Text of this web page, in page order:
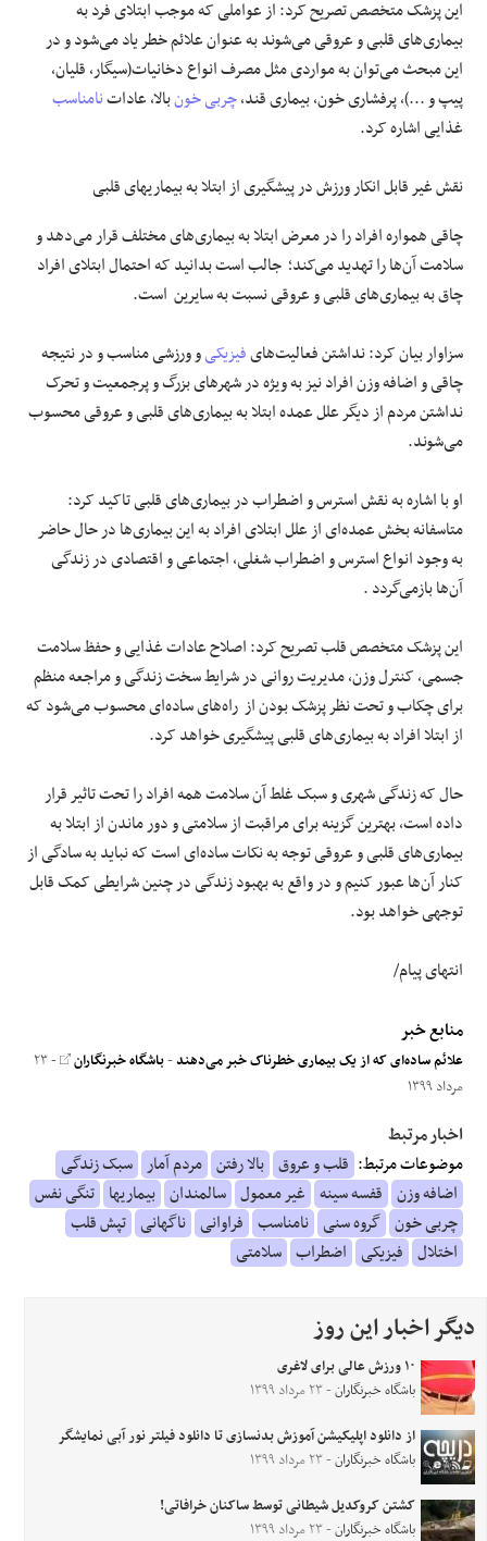
این پزشک متخصص تصریح کرد: از عواملی که موجب ابتلای فرد به
بیماری‌های قلبی و عروقی می‌شوند به عنوان علائم خطر یاد می‌شود و در
این مبحث می‌توان به مواردی مثل مصرف انواع دخانیات(سیگار، قلیان،
پیپ و ...)، پرفشاری خون، بیماری قند،چربی خونبالا، عاداتنامناسب
غذایی اشاره کرد.
نقش غیر قابل انکار ورزش در پیشگیری از ابتلا به بیماریهای قلبی
چاقی همواره افراد را در معرض ابتلا به بیماری‌های مختلف قرار می‌دهد و
سلامت آن‌ها را تهدید می‌کند؛ جالب است بدانید که احتمال ابتلای افراد
چاق به بیماری‌های قلبی و عروقی نسبت به سایرین است.
سزاوار بیان کرد: نداشتن فعالیت‌هایفیزیکیو ورزشی مناسب و در نتیجه
چاقی و اضافه وزن افراد نیز به ویژه در شهرهای بزرگ و پرجمعیت و تحرک
نداشتن مردم از دیگر علل عمده ابتلا به بیماری‌های قلبی و عروقی محسوب
می‌شوند.
او با اشاره به نقش استرس و اضطراب در بیماری‌های قلبی تاکید کرد:
متاسفانه بخش عمده‌ای از علل ابتلای افراد به این بیماری‌ها در حال حاضر
به وجود انواع استرس و اضطراب شغلی، اجتماعی و اقتصادی در زندگی
آن‌ها بازمی‌گردد .
این پزشک متخصص قلب تصریح کرد: اصلاح عادات غذایی و حفظ سلامت
جسمی، کنترل وزن، مدیریت روانی در شرایط سخت زندگی و مراجعه منظم
برای چکاب و تحت نظر پزشک بودن از راه‌های ساده‌ای محسوب می‌شود که
از ابتلا افراد به بیماری‌های قلبی پیشگیری خواهد کرد.
حال که زندگی شهری و سبک غلط آن سلامت همه افراد را تحت تاثیر قرار
داده است، بهترین گزینه برای مراقبت از سلامتی و دور ماندن از ابتلا به
بیماری‌های قلبی و عروقی توجه به نکات ساده‌ای است که نباید به سادگی از
کنار آن‌ها عبور کنیم و در واقع به بهبود زندگی در چنین شرایطی کمک قابل
توجهی خواهد بود.
انتهای پیام/
منابع خبر
علائم ساده‌ای که از یک بیماری خطرناک خبر می‌دهند-باشگاه خبرنگاران
- ۲۳
مرداد ۱۳۹۹
اخبار مرتبط
موضوعات مرتبط: قلب و عروق بالا رفتن مردم آمار سبک زندگی
اضافه وزن قفسه سینه غیر معمول سالمندان بیماریها تنگی نفس
چربی خون گروه سنی نامناسب فراوانی ناگهانی تپش قلب
اختلال فیزیکی اضطراب سلامتی
دیگر اخبار این روز
۱۰ ورزش عالی برای لاغری
باشگاه خبرنگاران- ۲۳ مرداد ۱۳۹۹
از دانلود اپلیکیشن آموزش بدنسازی تا دانلود فیلتر نور آبی نمایشگر
باشگاه خبرنگاران- ۲۳ مرداد ۱۳۹۹
کشتن کروکدیل شیطانی توسط ساکنان خرافاتی!
باشگاه خبرنگاران- ۲۳ مرداد ۱۳۹۹